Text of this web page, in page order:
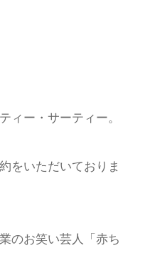
ィー・サーティー。
をいただいておりま
のお笑い芸人「赤ち